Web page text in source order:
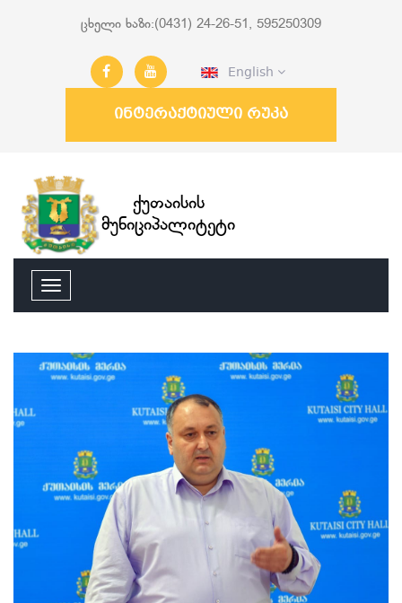
ცხელი ხაზი:(0431) 24-26-51, 595250309
English
ინტერაქტიული რუკა
ქუთაისის
მუნიციპალიტეტი